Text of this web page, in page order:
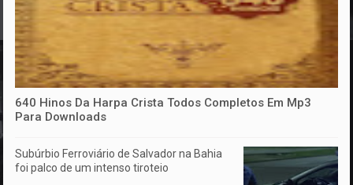
640 Hinos Da Harpa Crista Todos Completos Em Mp3
Para Downloads
Subúrbio Ferroviário de Salvador na Bahia
foi palco de um intenso tiroteio